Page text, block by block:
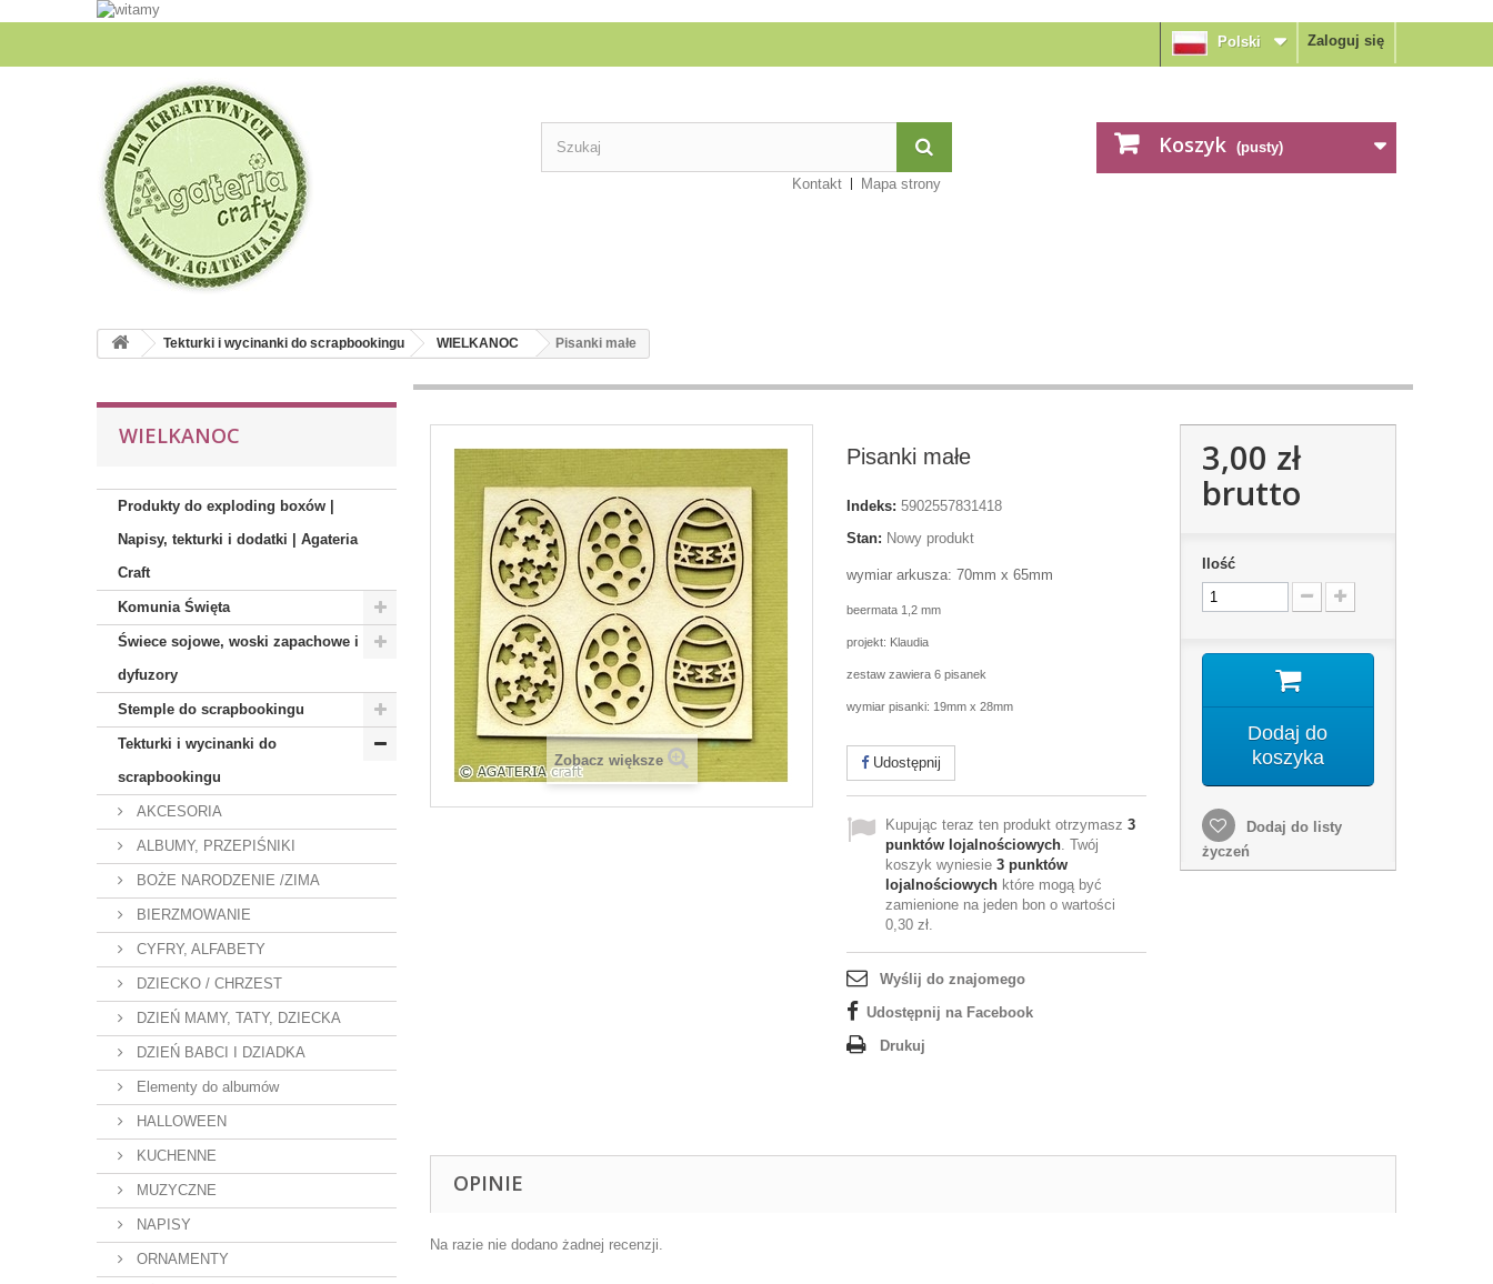
Zaloguj się
Polski
Koszyk (pusty)
Kontakt Mapa strony
Tekturki i wycinanki do scrapbookingu WIELKANOC Pisanki małe
WIELKANOC
Produkty do exploding boxów |
Napisy, tekturki i dodatki | Agateria
Craft
Komunia Święta
Świece sojowe, woski zapachowe i
dyfuzory
Stemple do scrapbookingu
Tekturki i wycinanki do
scrapbookingu
AKCESORIA
ALBUMY, PRZEPIŚNIKI
BOŻE NARODZENIE /ZIMA
BIERZMOWANIE
CYFRY, ALFABETY
DZIECKO / CHRZEST
DZIEŃ MAMY, TATY, DZIECKA
DZIEŃ BABCI I DZIADKA
Elementy do albumów
HALLOWEEN
KUCHENNE
MUZYCZNE
NAPISY
ORNAMENTY
Zobacz większe
Pisanki małe
Indeks: 5902557831418
Stan: Nowy produkt
wymiar arkusza: 70mm x 65mm
beermata 1,2 mm
projekt: Klaudia
zestaw zawiera 6 pisanek
wymiar pisanki: 19mm x 28mm
Udostępnij
Kupując teraz ten produkt otrzymasz 3
punktów lojalnościowych. Twój
koszyk wyniesie 3 punktów
lojalnościowych które mogą być
zamienione na jeden bon o wartości
0,30 zł.
Wyślij do znajomego
Udostępnij na Facebook
Drukuj
3,00 zł
brutto
Ilość
Dodaj do
koszyka
Dodaj do listy
życzeń
OPINIE
Na razie nie dodano żadnej recenzji.